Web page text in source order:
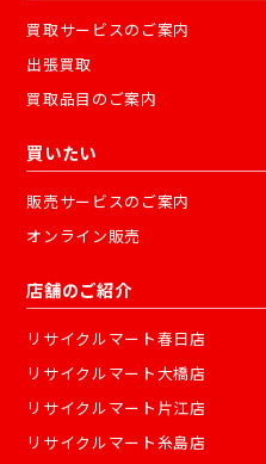
買取サービスのご案内
出張買取
買取品目のご案内
買いたい
販売サービスのご案内
オンライン販売
店舗のご紹介
リサイクルマート春日店
リサイクルマート大橋店
リサイクルマート片江店
リサイクルマート糸島店